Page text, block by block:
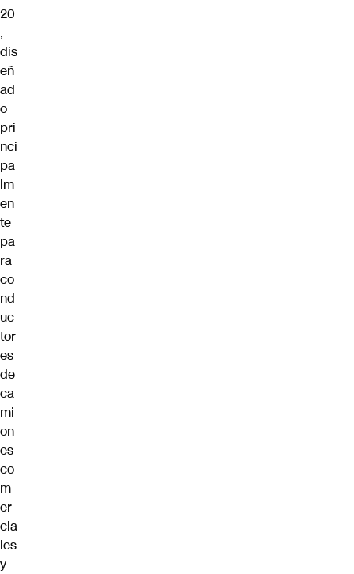
20
,
dis
eñ
ad
o
pri
nci
pa
lm
en
te
pa
ra
co
nd
uc
tor
es
de
ca
mi
on
es
co
m
er
cia
les
y